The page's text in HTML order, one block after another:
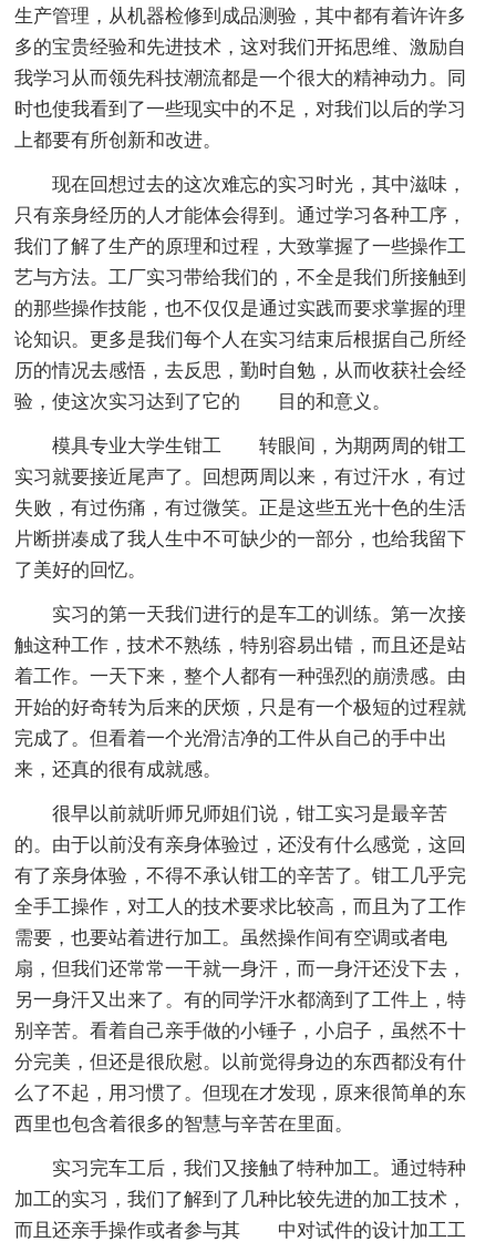
生产管理，从机器检修到成品测验，其中都有着许许多
多的宝贵经验和先进技术，这对我们开拓思维、激励自
我学习从而领先科技潮流都是一个很大的精神动力。同
时也使我看到了一些现实中的不足，对我们以后的学习
上都要有所创新和改进。
现在回想过去的这次难忘的实习时光，其中滋味，
只有亲身经历的人才能体会得到。通过学习各种工序，
我们了解了生产的原理和过程，大致掌握了一些操作工
艺与方法。工厂实习带给我们的，不全是我们所接触到
的那些操作技能，也不仅仅是通过实践而要求掌握的理
论知识。更多是我们每个人在实习结束后根据自己所经
历的情况去感悟，去反思，勤时自勉，从而收获社会经
验，使这次实习达到了它的 目的和意义。
模具专业大学生钳工 转眼间，为期两周的钳工
实习就要接近尾声了。回想两周以来，有过汗水，有过
失败，有过伤痛，有过微笑。正是这些五光十色的生活
片断拼凑成了我人生中不可缺少的一部分，也给我留下
了美好的回忆。
实习的第一天我们进行的是车工的训练。第一次接
触这种工作，技术不熟练，特别容易出错，而且还是站
着工作。一天下来，整个人都有一种强烈的崩溃感。由
开始的好奇转为后来的厌烦，只是有一个极短的过程就
完成了。但看着一个光滑洁净的工件从自己的手中出
来，还真的很有成就感。
很早以前就听师兄师姐们说，钳工实习是最辛苦
的。由于以前没有亲身体验过，还没有什么感觉，这回
有了亲身体验，不得不承认钳工的辛苦了。钳工几乎完
全手工操作，对工人的技术要求比较高，而且为了工作
需要，也要站着进行加工。虽然操作间有空调或者电
扇，但我们还常常一干就一身汗，而一身汗还没下去，
另一身汗又出来了。有的同学汗水都滴到了工件上，特
别辛苦。看着自己亲手做的小锤子，小启子，虽然不十
分完美，但还是很欣慰。以前觉得身边的东西都没有什
么了不起，用习惯了。但现在才发现，原来很简单的东
西里也包含着很多的智慧与辛苦在里面。
实习完车工后，我们又接触了特种加工。通过特种
加工的实习，我们了解到了几种比较先进的加工技术，
而且还亲手操作或者参与其 中对试件的设计加工工